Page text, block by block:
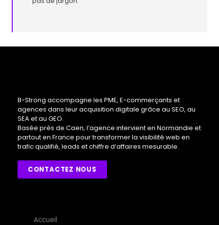
B-Strong accompagne les PME, E-commerçants et
agences dans leur acquisition digitale grâce au SEO, au
SEA et au GEO.
Basée près de Caen, l’agence intervient en Normandie et
partout en France pour transformer la visibilité web en
trafic qualifié, leads et chiffre d’affaires mesurable.
CONTACTEZ NOUS
Accueil